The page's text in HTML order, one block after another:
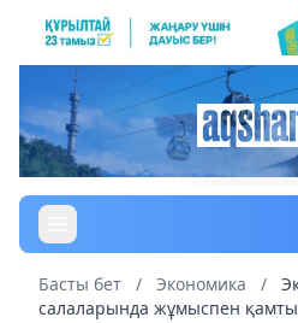
Басты бет / Экономика /
салаларында жұмыспен